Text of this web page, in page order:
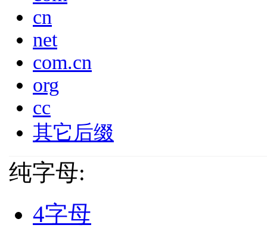
cn
net
com.cn
org
cc
其它后缀
纯字母:
4字母